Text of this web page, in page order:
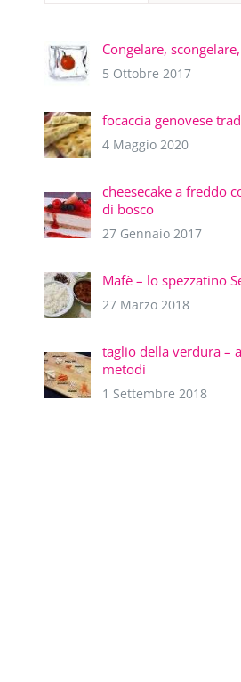
Congelare,
5 Ottobre 2017
focaccia genovese
4 Maggio 2020
cheesecake a freddo
di bosco
27 Gennaio 2017
Mafè – lo spezzatino
27 Marzo 2018
taglio della verdura –
metodi
1 Settembre 2018